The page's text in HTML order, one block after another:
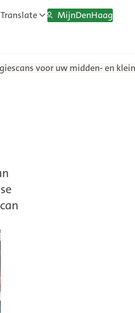
Translate MijnDenHaag
voor uw midden- en